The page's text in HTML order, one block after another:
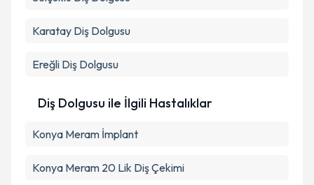
Karatay Diş Dolgusu
Ereğli Diş Dolgusu
Diş Dolgusu ile İlgili Hastalıklar
Konya Meram İmplant
Konya Meram 20 Lik Diş Çekimi